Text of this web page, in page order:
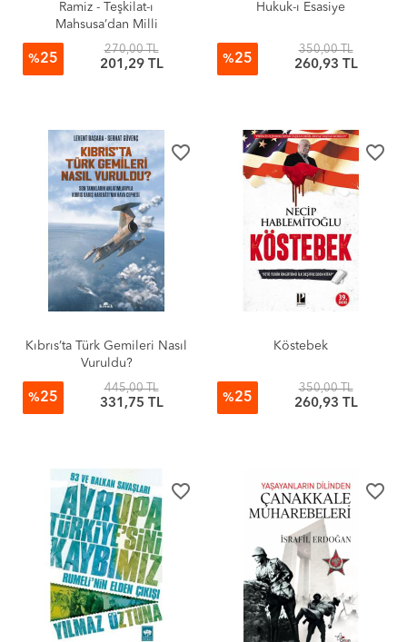
Ramiz - Teşkilat-ı
Mahsusa’dan Milli
Mücadele’ye
%25
270,00 TL
201,29 TL
Hukuk-ı Esasiye
%25
350,00 TL
260,93 TL
favorite_border
Kıbrıs’ta Türk Gemileri Nasıl
Vuruldu?
%25
445,00 TL
331,75 TL
favorite_border
Köstebek
%25
350,00 TL
260,93 TL
favorite_border favorite_border